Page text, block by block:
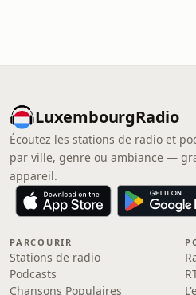
LuxembourgRadio
Écoutez les stations de radio et
par ville, genre ou ambiance —
appareil.
PARCOURIR
Stations de radio
Podcasts
Chansons Populaires